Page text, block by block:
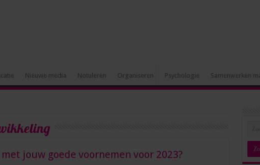
Nieuwe media Notuleren Organiseren Psychologie Samenwerken
jouw goede voornemen voor 2023?